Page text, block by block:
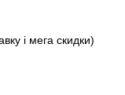
і мега скидки)